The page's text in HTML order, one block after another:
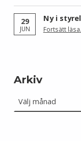
29
JUN
Ny i
Fortsätt läsa
Arkiv